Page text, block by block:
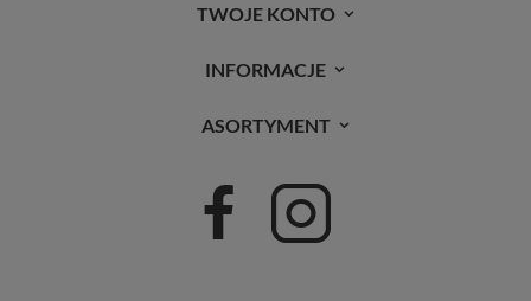
TWOJE KONTO
INFORMACJE
ASORTYMENT